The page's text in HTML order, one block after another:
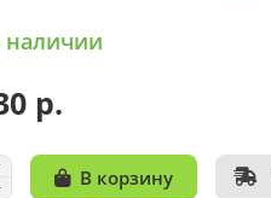
наличии
р.
В корзину